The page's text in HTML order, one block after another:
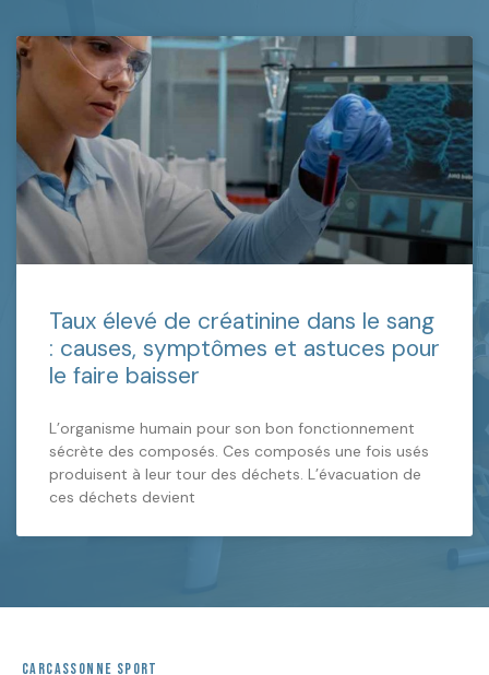
Taux élevé de créatinine dans le sang
: causes, symptômes et astuces pour
le faire baisser
L’organisme humain pour son bon fonctionnement
sécrète des composés. Ces composés une fois usés
produisent à leur tour des déchets. L’évacuation de
ces déchets devient
CARCASSONNE SPORT